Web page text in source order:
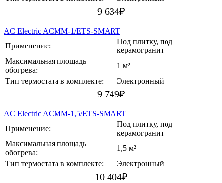
9 634₽
AC Electric ACMM-1/ETS-SMART
Применение:
Под плитку, под
керамогранит
Максимальная площадь
обогрева:
1 м²
Тип термостата в комплекте:
Электронный
9 749₽
AC Electric ACMM-1,5/ETS-SMART
Применение:
Под плитку, под
керамогранит
Максимальная площадь
обогрева:
1,5 м²
Тип термостата в комплекте:
Электронный
10 404₽